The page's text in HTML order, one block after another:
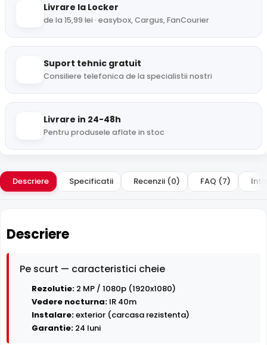
Livrare la Locker
de la 15,99 lei · easybox, Cargus, FanCourier
Suport tehnic gratuit
Consiliere telefonica de la specialistii nostri
Livrare in 24-48h
Pentru produsele aflate in stoc
Descriere Specificatii Recenzii (0) FAQ (7)
Descriere
Pe scurt — caracteristici cheie
Rezolutie: 2 MP / 1080p (1920x1080)
Vedere nocturna: IR 40m
Instalare:exterior (carcasa rezistenta)
Garantie: 24 luni